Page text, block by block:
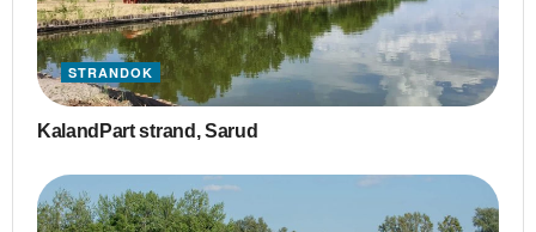
STRANDOK
KalandPart strand, Sarud